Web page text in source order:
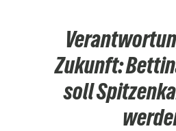
Zukunft:
soll